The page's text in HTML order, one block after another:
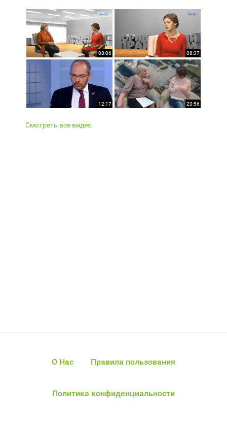
08:06 08:37
12:17 20:56
Смотреть все видео
О Нас Правила пользования
Политика конфиденциальности